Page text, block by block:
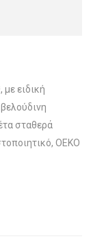
ειδική
σταθερά
OEKO